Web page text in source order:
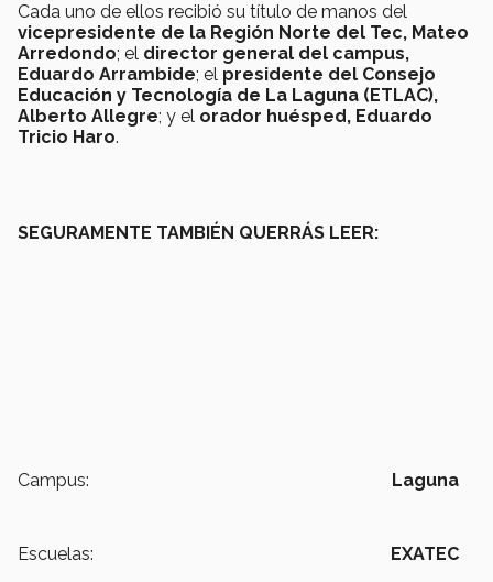
Cada uno de ellos recibió su título de manos del
vicepresidente de la Región Norte del Tec, Mateo
Arredondo; el director general del campus,
Eduardo Arrambide; el presidente del Consejo
Educación y Tecnología de La Laguna (ETLAC),
Alberto Allegre; y el orador huésped, Eduardo
Tricio Haro.
SEGURAMENTE TAMBIÉN QUERRÁS LEER:
Campus: Laguna
Escuelas: EXATEC